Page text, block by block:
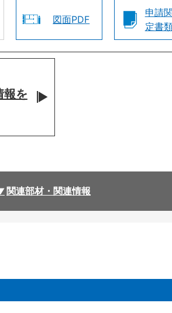
図面PDF
申請
定書
報を
関連部材・関連情報